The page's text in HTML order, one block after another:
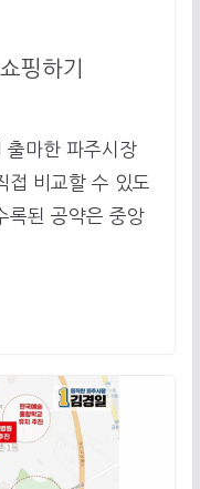
핑하기
마한 파주시장
접 비교할 수 있도
록된 공약은 중앙